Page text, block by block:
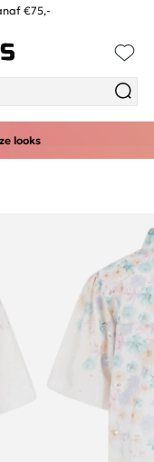
€75,-
looks